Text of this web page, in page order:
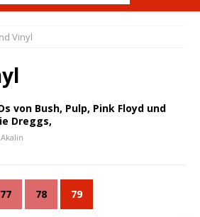
Vinyl
von Bush, Pulp, Pink Floyd und
Dreggs,
77 78 79